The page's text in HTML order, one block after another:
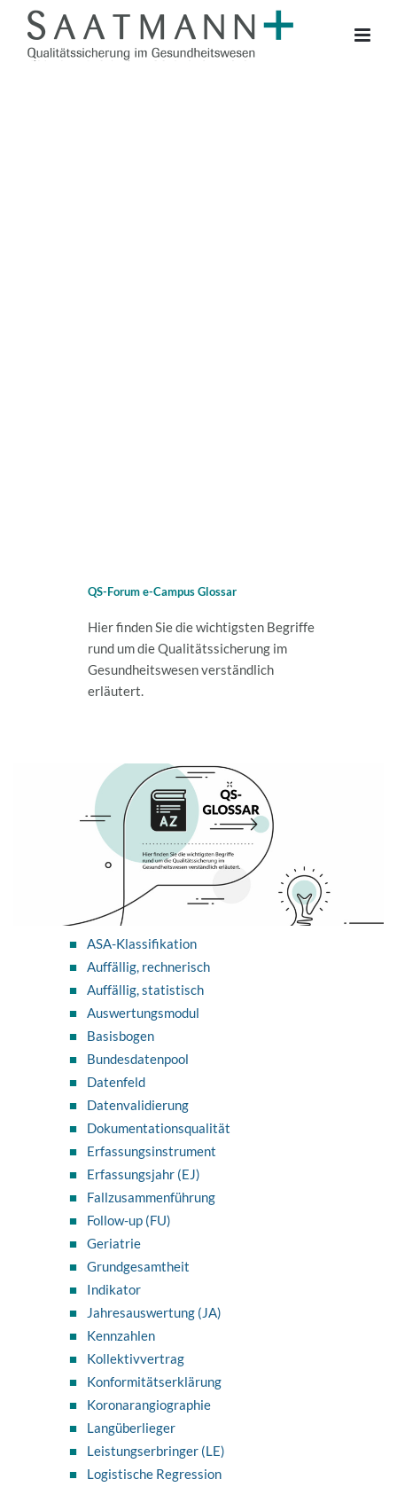
QS-Forum e-Campus Glossar
Hier finden Sie die wichtigsten Begriffe
rund um die Qualitätssicherung im
Gesundheitswesen verständlich
erläutert.
ASA-Klassifikation
Auffällig, rechnerisch
Auffällig, statistisch
Auswertungsmodul
Basisbogen
Bundesdatenpool
Datenfeld
Datenvalidierung
Dokumentationsqualität
Erfassungsinstrument
Erfassungsjahr (EJ)
Fallzusammenführung
Follow-up (FU)
Geriatrie
Grundgesamtheit
Indikator
Jahresauswertung (JA)
Kennzahlen
Kollektivvertrag
Konformitätserklärung
Koronarangiographie
Langüberlieger
Leistungserbringer (LE)
Logistische Regression